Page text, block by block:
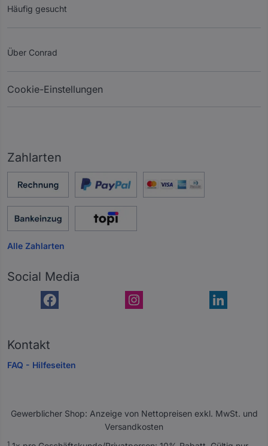
Häufig gesucht
Über Conrad
Cookie-Einstellungen
Zahlarten
Alle Zahlarten
Social Media
Kontakt
FAQ - Hilfeseiten
Gewerblicher Shop: Anzeige von Nettopreisen exkl. MwSt. und
Versandkosten
A
1